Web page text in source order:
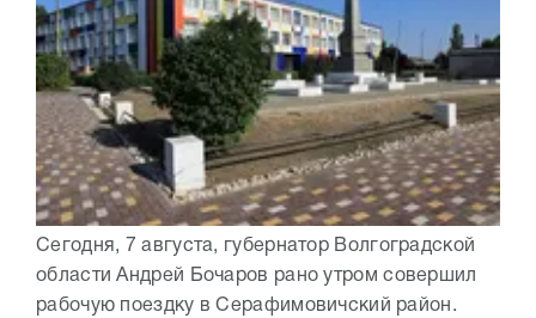
Сегодня, 7 августа, губернатор Волгоградской
области Андрей Бочаров рано утром совершил
рабочую поездку в Серафимовичский район.